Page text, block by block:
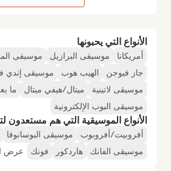
الأنواع التي يحبونها
أمريكانا موسيقى البرازيل
موسيقى
جاز فيوجن
الهيب هوب
موسيقى إندي
موسيقى لاتينية
ميتال/هيفي ميتال
ما
موسيقى البوب الإلكترونية
الأنواع الموسيقية التي هم مستعدون
أفروبيت/أفروبوب موسيقى البوسانوفا
موسيقى الفانك
هاردكور فونك عرض